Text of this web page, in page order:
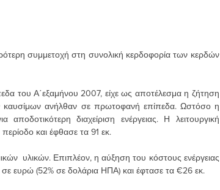
συμμετοχή στη συνολική κερδοφορία των κερδών
του Α΄εξαμήνου 2007, είχε ως αποτέλεσμα η ζήτηση
καυσίμων ανήλθαν σε πρωτοφανή επίπεδα. Ωστόσο η
διαχείριση ενέργειας. Η λειτουργική
και έφθασε τα 91 εκ.
υλικών. Επιπλέον, η αύξηση του κόστους ενέργειας
σε ευρώ (52% σε δολάρια ΗΠΑ) και έφτασε τα €26 εκ.